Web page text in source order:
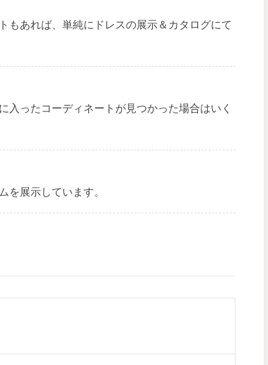
もあれば、単純にドレスの展示＆カタログにて
ったコーディネートが見つかった場合はいく
展示しています。